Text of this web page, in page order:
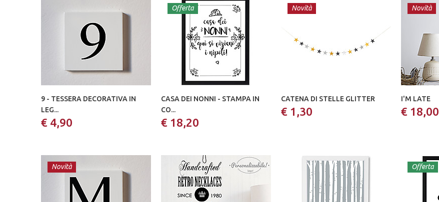
9 - TESSERA DECORATIVA IN
LEG...
€ 4,90
Offerta
CASA DEI NONNI - STAMPA IN
CO...
€ 18,20
Novità
CATENA DI STELLE GLITTER
€ 1,30
Novità
I'M LATE
€ 18,00
Novità Offerta